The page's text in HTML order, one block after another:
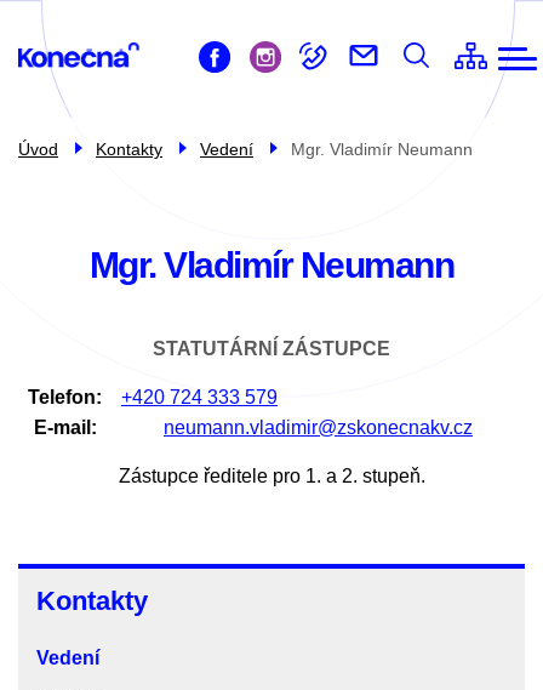
Přejít
hlavnímu
obsahu
Život ve škole
Pro žáky
Kontakty
Kontakty
Kontakty
Vedení
Úvod Kontakty Vedení Mgr. Vladimír Neumann
Mgr. Vladimír Neumann
STATUTÁRNÍ ZÁSTUPCE
Telefon
+420 724 333 579
E-mail
neumann.vladimir@zskonecnakv.cz
Zástupce ředitele pro 1. a 2. stupeň.